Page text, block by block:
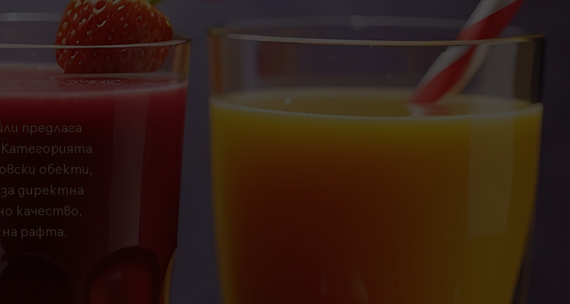
предлага
Категорията
обекти,
директна
качество,
на рафта.